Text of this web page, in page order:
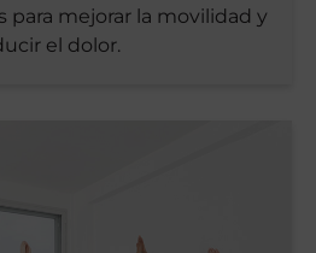
para mejorar la movilidad y
el dolor.